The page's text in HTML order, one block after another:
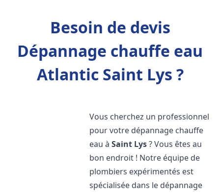
Besoin de devis
Dépannage chauffe eau
Atlantic Saint Lys ?
Vous cherchez un professionnel
pour votre dépannage chauffe
eau àSaint Lys? Vous êtes au
bon endroit ! Notre équipe de
plombiers expérimentés est
spécialisée dans le dépannage